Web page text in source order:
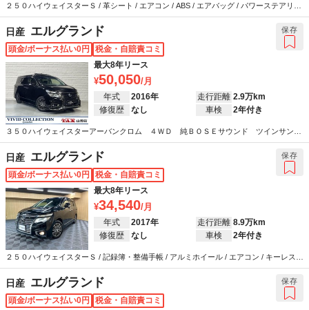
２５０ハイウェイスターＳ / 革シート / エアコン / ABS / エアバッグ / パワーステアリン
グ / パワーウインドウ
日産 エルグランド
頭金/ボーナス払い0円
税金・自賠責コミ
最大8年リース
50,050
年式 2016年 走行距離 2.9万km
修復歴
なし 車検 2年付き
３５０ハイウェイスターアーバンクロム ４ＷＤ 純ＢＯＳＥサウンド ツインサンル
ーフ / サンルーフ / アルミホイール / 革シート / エアコン / キーレス / カーナビ / テレビ /
ABS / エアバッグ / パワーステアリング / パワーウインドウ
保存
日産 エルグランド
頭金/ボーナス払い0円
税金・自賠責コミ
最大8年リース
34,540
年式 2017年 走行距離 8.9万km
修復歴
なし 車検 2年付き
２５０ハイウェイスターＳ / 記録簿・整備手帳 / アルミホイール / エアコン / キーレス /
カーナビ / テレビ / ABS / エアバッグ / パワーステアリング / パワーウインドウ
保存
日産 エルグランド
頭金/ボーナス払い0円
税金・自賠責コミ
保存